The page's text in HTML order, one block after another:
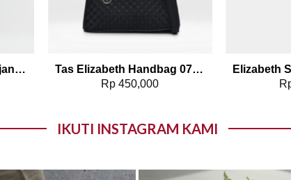
Elizabeth – Celana Panjang Wanita | Kulot Jeans 0559-3759
Tas Elizabeth Handbag 0798-1192
Rp 450,000
IKUTI INSTAGRAM KAMI